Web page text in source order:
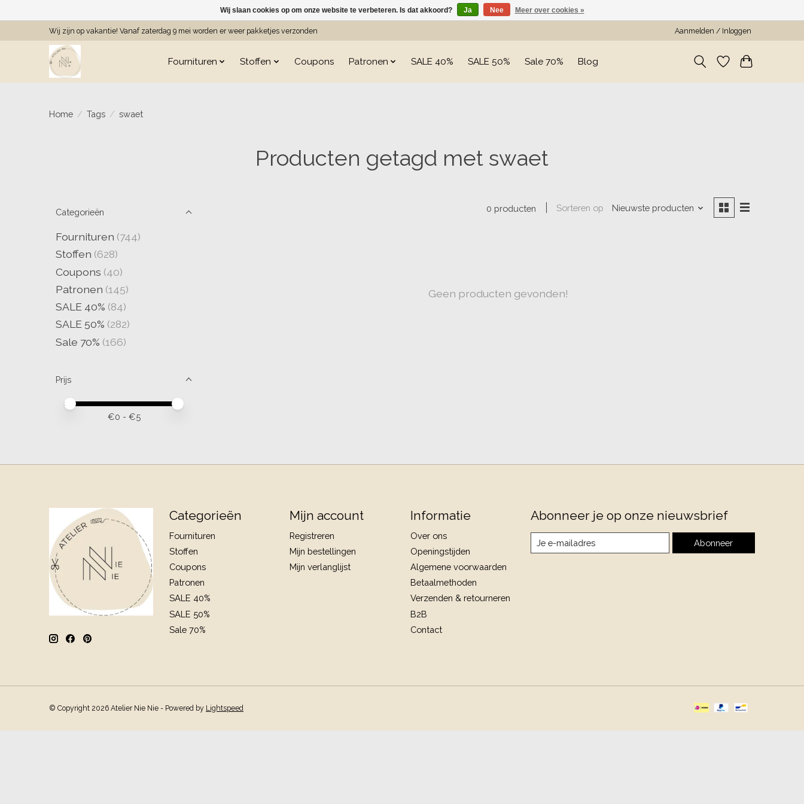
Wij zijn op vakantie! Vanaf zaterdag 9 mei worden er weer pakketjes verzonden Aanmelden / Inloggen
Fournituren Stoffen Coupons Patronen SALE 40% SALE 50% Sale 70% Blog
Home / Tags / swaet
Producten getagd met swaet
Categorieën
Fournituren (744)
Stoffen (628)
Coupons (40)
Patronen (145)
SALE 40% (84)
SALE 50% (282)
Sale 70% (166)
Prijs
Minimale prijswaarde
Price maximum value
€0 - €5
0 producten Sorteren op Nieuwste producten
Geen producten gevonden!
Categorieën
Fournituren
Stoffen
Coupons
Patronen
SALE 40%
SALE 50%
Sale 70%
Mijn account
Registreren
Mijn bestellingen
Mijn verlanglijst
Informatie
Over ons
Openingstijden
Algemene voorwaarden
Betaalmethoden
Verzenden & retourneren
B2B
Contact
Abonneer je op onze nieuwsbrief
Abonneer
© Copyright 2026 Atelier Nie Nie - Powered by Lightspeed
Wij slaan cookies op om onze website te verbeteren. Is dat akkoord? Ja Nee Meer over cookies »